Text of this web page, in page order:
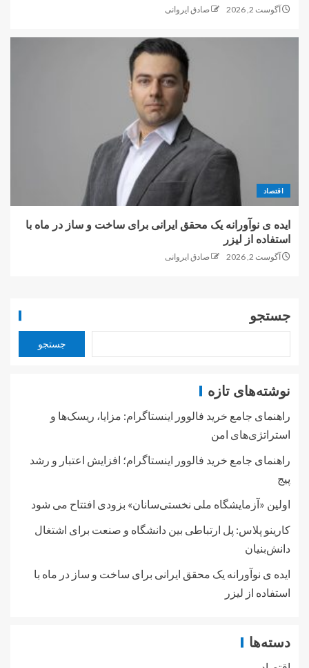
آگوست 2, 2026 صادق ایروانی
اقتصاد
ایده ی نوآورانه یک محقق ایرانی برای ساخت و ساز در ماه با
استفاده از لیزر
آگوست 2, 2026 صادق ایروانی
جستجو
جستجو
نوشته‌های تازه
راهنمای جامع خرید فالوور اینستاگرام: مزایا، ریسک‌ها و
استراتژی‌های امن
راهنمای جامع خرید فالوور اینستاگرام؛ افزایش اعتبار و رشد
پیج
اولین «آزمایشگاه ملی نخستی‌سانان» بزودی افتتاح می شود
کارینو پلاس: پل ارتباطی بین دانشگاه و صنعت برای اشتغال
دانش‌بنیان
ایده ی نوآورانه یک محقق ایرانی برای ساخت و ساز در ماه با
استفاده از لیزر
دسته‌ها